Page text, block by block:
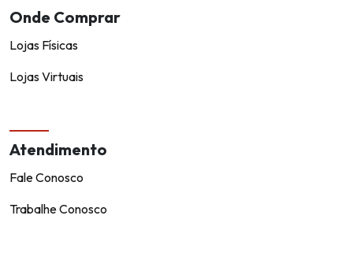
Onde Comprar
Lojas Físicas
Lojas Virtuais
Atendimento
Fale Conosco
Trabalhe Conosco